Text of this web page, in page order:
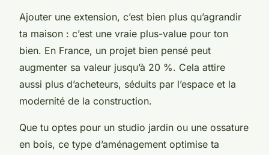
Ajouter une extension, c’est bien plus qu’agrandir
ta maison : c’est une vraie plus-value pour ton
bien. En France, un projet bien pensé peut
augmenter sa valeur jusqu’à 20 %. Cela attire
aussi plus d’acheteurs, séduits par l’espace et la
modernité de la construction.
Que tu optes pour un studio jardin ou une ossature
en bois, ce type d’aménagement optimise ta